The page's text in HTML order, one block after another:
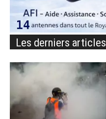
Les derniers articles